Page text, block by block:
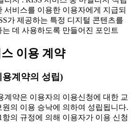
서비스를 이용한 이용자에게 지급되
가 제공하는 특정 디지털 콘텐츠를
는 데 사용하도록 만들어진 포인트
이용 계약
용계약의 성립)
약은 이용자의 이용신청에 대한 교
원의 이용 승낙에 의하여 성립됩니다.
의 규정에 의해 이용자가 이용 신청